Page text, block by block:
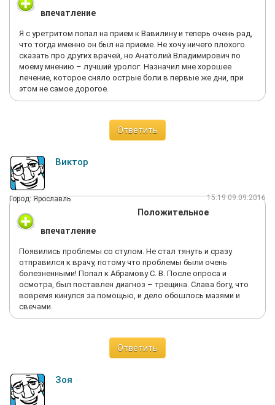
впечатление
Я с уретритом попал на прием к Вавилину и теперь очень рад,
что тогда именно он был на приеме. Не хочу ничего плохого
сказать про других врачей, но Анатолий Владимирович по
моему мнению – лучший уролог. Назначил мне хорошее
лечение, которое сняло острые боли в первые же дни, при
этом не самое дорогое.
Ответить
Виктор
Город: Ярославль 15:19 09.09.2016
Положительное
впечатление
Появились проблемы со стулом. Не стал тянуть и сразу
отправился к врачу, потому что проблемы были очень
болезненными! Попал к Абрамову С. В. После опроса и
осмотра, был поставлен диагноз – трещина. Слава богу, что
вовремя кинулся за помощью, и дело обошлось мазями и
свечами.
Ответить
Зоя